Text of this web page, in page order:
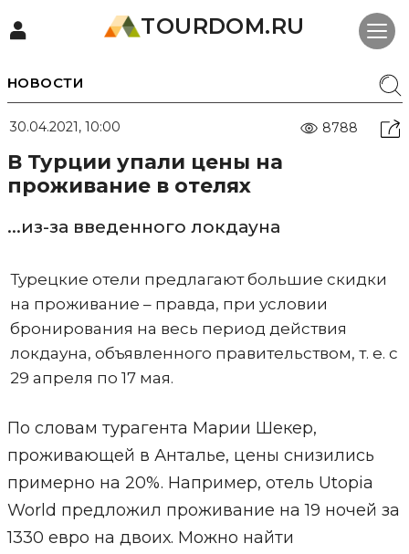
TOURDOM.RU
НОВОСТИ
30.04.2021, 10:00 8788
В Турции упали цены на
проживание в отелях
...из-за введенного локдауна
Турецкие отели предлагают большие скидки
на проживание – правда, при условии
бронирования на весь период действия
локдауна, объявленного правительством, т. е. с
29 апреля по 17 мая.
По словам турагента Марии Шекер,
проживающей в Анталье, цены снизились
примерно на 20%. Например, отель Utopia
World предложил проживание на 19 ночей за
1330 евро на двоих. Можно найти